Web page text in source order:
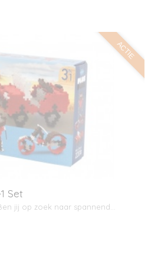
ACTIE
Set
jij op zoek naar spannend…